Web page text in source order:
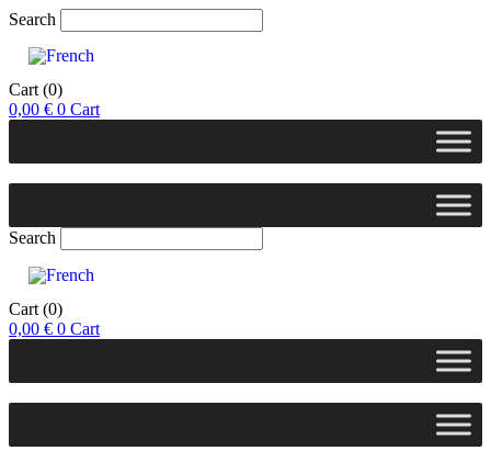
Search
Cart (0)
0,00 € 0 Cart
Search
Cart (0)
0,00 € 0 Cart